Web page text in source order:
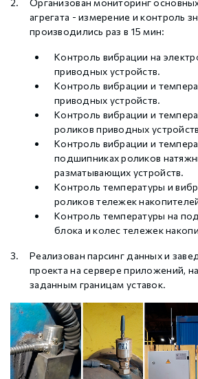
агрегата - измерение и контроль
производились раз в 15 мин:
Контроль вибрации на
приводных устройств.
Контроль вибрации и
приводных устройств.
Контроль вибрации и
роликов приводных
Контроль вибрации и
подшипниках роликов
разматывающих устройств.
Контроль температуры и
роликов тележек
Контроль температуры на
блока и колес тележек
Реализован парсинг данных и
проекта на сервере приложений,
заданным границам уставок.